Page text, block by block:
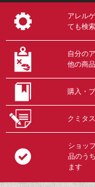
アレル
ても検
自分の
他の商
購入・
クミタ
ショッ
品のう
ます